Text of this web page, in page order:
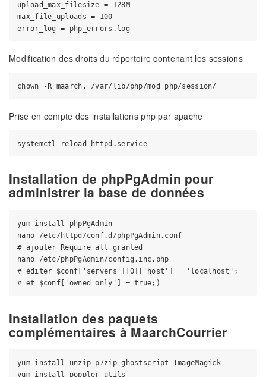
upload_max_filesize = 128M
max_file_uploads = 100
Modification des droits du répertoire contenant les sessions
Prise en compte des installations php par apache
Installation de phpPgAdmin pour
administrer la base de données
yum install phpPgAdmin
nano /etc/httpd/conf.d/phpPgAdmin.conf
# ajouter Require all granted
nano /etc/phpPgAdmin/config.inc.php
# éditer $conf['servers'][0]['host'] = 'localhost';
Installation des paquets
complémentaires à MaarchCourrier
yum install unzip p7zip ghostscript ImageMagick
yum install poppler-utils